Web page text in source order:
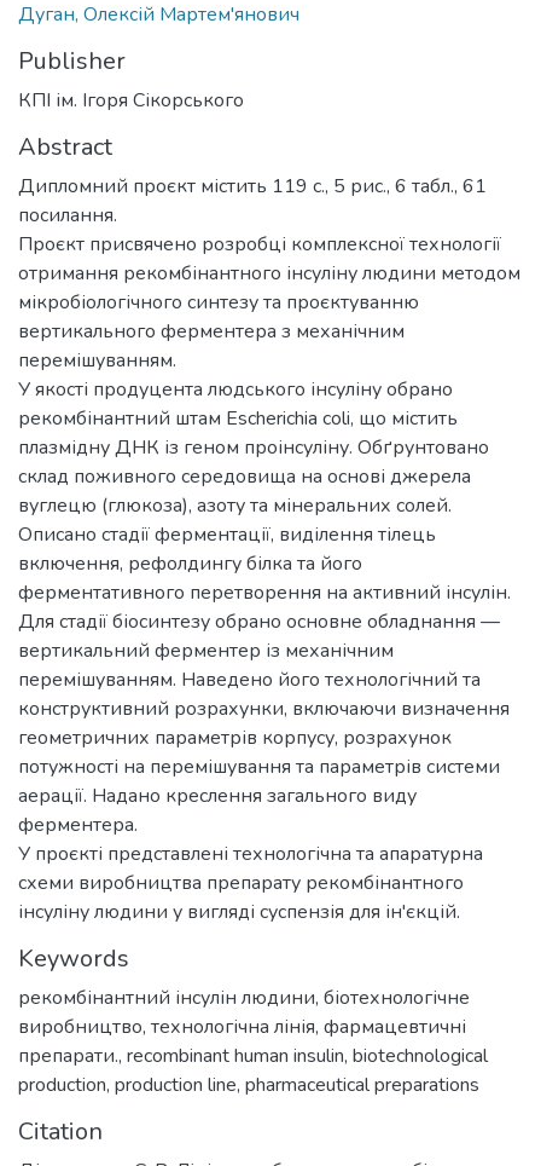
Дуган, Олексій Мартем'янович
Publisher
КПІ ім. Ігоря Сікорського
Abstract
Дипломний проєкт містить 119 с., 5 рис., 6 табл., 61
посилання.
Проєкт присвячено розробці комплексної технології
отримання рекомбінантного інсуліну людини методом
мікробіологічного синтезу та проєктуванню
вертикального ферментера з механічним
перемішуванням.
У якості продуцента людського інсуліну обрано
рекомбінантний штам Escherichia coli, що містить
плазмідну ДНК із геном проінсуліну. Обґрунтовано
склад поживного середовища на основі джерела
вуглецю (глюкоза), азоту та мінеральних солей.
Описано стадії ферментації, виділення тілець
включення, рефолдингу білка та його
ферментативного перетворення на активний інсулін.
Для стадії біосинтезу обрано основне обладнання —
вертикальний ферментер із механічним
перемішуванням. Наведено його технологічний та
конструктивний розрахунки, включаючи визначення
геометричних параметрів корпусу, розрахунок
потужності на перемішування та параметрів системи
аерації. Надано креслення загального виду
ферментера.
У проєкті представлені технологічна та апаратурна
схеми виробництва препарату рекомбінантного
інсуліну людини у вигляді суспензія для ін'єкцій.
Keywords
рекомбінантний інсулін людини, біотехнологічне
виробництво, технологічна лінія, фармацевтичні
препарати., recombinant human insulin, biotechnological
production, production line, pharmaceutical preparations
Citation